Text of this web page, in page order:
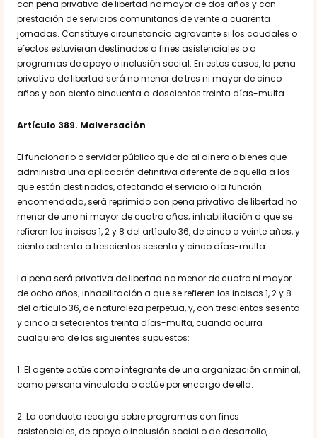
con pena privativa de libertad no mayor de dos años y con
prestación de servicios comunitarios de veinte a cuarenta
jornadas. Constituye circunstancia agravante si los caudales o
efectos estuvieran destinados a fines asistenciales o a
programas de apoyo o inclusión social. En estos casos, la pena
privativa de libertad será no menor de tres ni mayor de cinco
años y con ciento cincuenta a doscientos treinta días-multa.
Artículo 389. Malversación
El funcionario o servidor público que da al dinero o bienes que
administra una aplicación definitiva diferente de aquella a los
que están destinados, afectando el servicio o la función
encomendada, será reprimido con pena privativa de libertad no
menor de uno ni mayor de cuatro años; inhabilitación a que se
refieren los incisos 1, 2 y 8 del artículo 36, de cinco a veinte años, y
ciento ochenta a trescientos sesenta y cinco días-multa.
La pena será privativa de libertad no menor de cuatro ni mayor
de ocho años; inhabilitación a que se refieren los incisos 1, 2 y 8
del artículo 36, de naturaleza perpetua, y, con trescientos sesenta
y cinco a setecientos treinta días-multa, cuando ocurra
cualquiera de los siguientes supuestos:
1. El agente actúe como integrante de una organización criminal,
como persona vinculada o actúe por encargo de ella.
2. La conducta recaiga sobre programas con fines
asistenciales, de apoyo o inclusión social o de desarrollo,